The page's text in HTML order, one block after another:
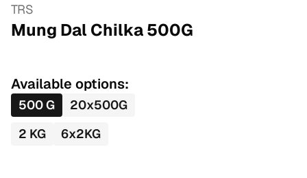
TRS
Mung Dal Chilka500G
Available options:
500G 20x500G
2 KG 6x2KG